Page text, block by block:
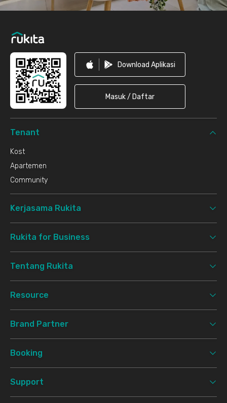
Download Aplikasi
Masuk / Daftar
Tenant
Kost
Apartemen
Community
Kerjasama Rukita
Rukita for Business
Tentang Rukita
Resource
Brand Partner
Booking
Support